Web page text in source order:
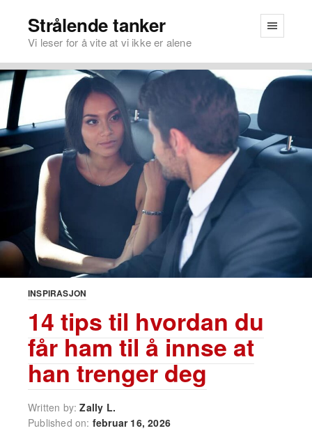
Strålende tanker
Vi leser for å vite at vi ikke er alene
INSPIRASJON
14 tips til hvordan du
får ham til å innse at
han trenger deg
Written by:Zally L.
Published on: februar 16, 2026